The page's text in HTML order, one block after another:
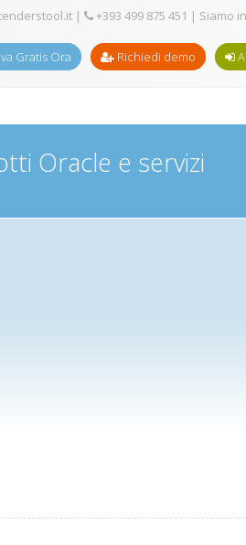
| +393 499 875 451 | Siamo in
Gratis Ora Richiedi demo
Oracle e servizi